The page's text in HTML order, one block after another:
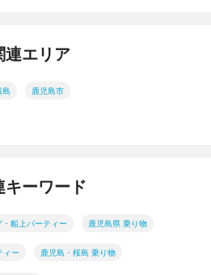
連エリア
島 鹿児島市
キーワード
船上パーティー 鹿児島県 乗り物
ィー 鹿児島・桜島 乗り物